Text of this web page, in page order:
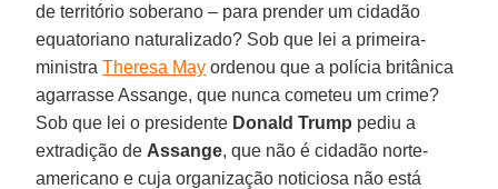
de território soberano – para prender um cidadão
equatoriano naturalizado? Sob que lei a primeira-
ministraTheresa May ordenou que a polícia britânica
agarrasse Assange, que nunca cometeu um crime?
Sob que lei o presidente Donald Trump pediu a
extradição de Assange, que não é cidadão norte-
americano e cuja organização noticiosa não está